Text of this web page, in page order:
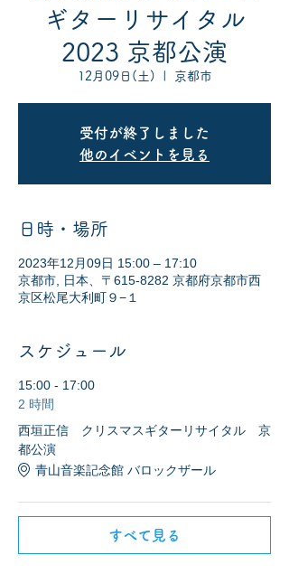
ギターリサイタル
2023 京都公演
12月09日(土) 京都市
受付が終了しました
他のイベントを見る
日時・場所
2023年12月09日 15:00 – 17:10
京都市, 日本、〒615-8282 京都府京都市西
京区松尾大利町９−１
スケジュール
15:00 - 17:00
2 時間
西垣正信 クリスマスギターリサイタル 京
都公演
青山音楽記念館 バロックザール
すべて見る